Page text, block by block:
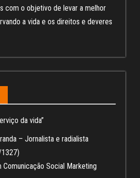
com o objetivo de levar a melhor
a vida e os direitos e deveres
da vida”
– Jornalista e radialista
Comunicação Social Marketing